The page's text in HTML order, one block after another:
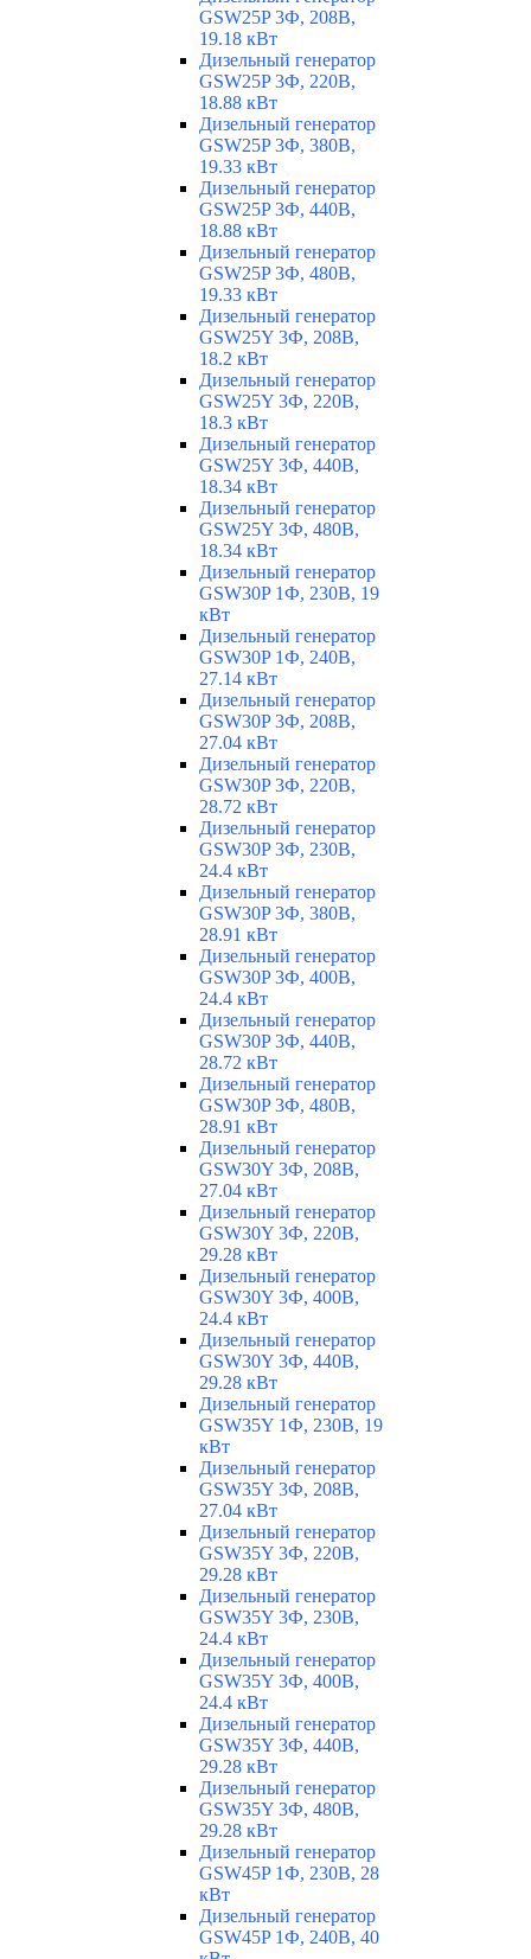
GSW25P 3Ф, 208В,
19.18 кВт
Дизельный генератор
GSW25P 3Ф, 220В,
18.88 кВт
Дизельный генератор
GSW25P 3Ф, 380В,
19.33 кВт
Дизельный генератор
GSW25P 3Ф, 440В,
18.88 кВт
Дизельный генератор
GSW25P 3Ф, 480В,
19.33 кВт
Дизельный генератор
GSW25Y 3Ф, 208В,
18.2 кВт
Дизельный генератор
GSW25Y 3Ф, 220В,
18.3 кВт
Дизельный генератор
GSW25Y 3Ф, 440В,
18.34 кВт
Дизельный генератор
GSW25Y 3Ф, 480В,
18.34 кВт
Дизельный генератор
GSW30P 1Ф, 230В, 19
кВт
Дизельный генератор
GSW30P 1Ф, 240В,
27.14 кВт
Дизельный генератор
GSW30P 3Ф, 208В,
27.04 кВт
Дизельный генератор
GSW30P 3Ф, 220В,
28.72 кВт
Дизельный генератор
GSW30P 3Ф, 230В,
24.4 кВт
Дизельный генератор
GSW30P 3Ф, 380В,
28.91 кВт
Дизельный генератор
GSW30P 3Ф, 400В,
24.4 кВт
Дизельный генератор
GSW30P 3Ф, 440В,
28.72 кВт
Дизельный генератор
GSW30P 3Ф, 480В,
28.91 кВт
Дизельный генератор
GSW30Y 3Ф, 208В,
27.04 кВт
Дизельный генератор
GSW30Y 3Ф, 220В,
29.28 кВт
Дизельный генератор
GSW30Y 3Ф, 400В,
24.4 кВт
Дизельный генератор
GSW30Y 3Ф, 440В,
29.28 кВт
Дизельный генератор
GSW35Y 1Ф, 230В, 19
кВт
Дизельный генератор
GSW35Y 3Ф, 208В,
27.04 кВт
Дизельный генератор
GSW35Y 3Ф, 220В,
29.28 кВт
Дизельный генератор
GSW35Y 3Ф, 230В,
24.4 кВт
Дизельный генератор
GSW35Y 3Ф, 400В,
24.4 кВт
Дизельный генератор
GSW35Y 3Ф, 440В,
29.28 кВт
Дизельный генератор
GSW35Y 3Ф, 480В,
29.28 кВт
Дизельный генератор
GSW45P 1Ф, 230В, 28
кВт
Дизельный генератор
GSW45P 1Ф, 240В, 40